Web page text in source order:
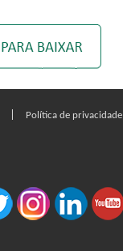
Política de privacidade